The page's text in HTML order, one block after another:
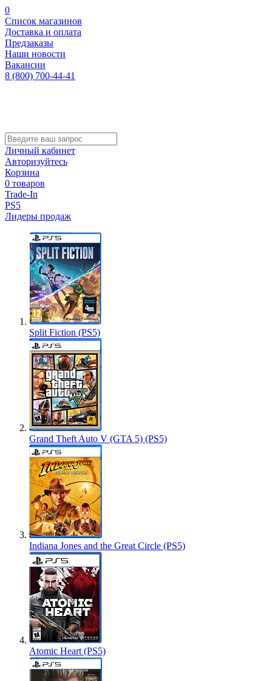
0
Список магазинов
Доставка и оплата
Предзаказы
Наши новости
Вакансии
8 (800) 700-44-41
Личный кабинет
Авторизуйтесь
Корзина
0 товаров
Trade-In
PS5
Лидеры продаж
Split Fiction (PS5)
Grand Theft Auto V (GTA 5) (PS5)
Indiana Jones and the Great Circle (PS5)
Atomic Heart (PS5)